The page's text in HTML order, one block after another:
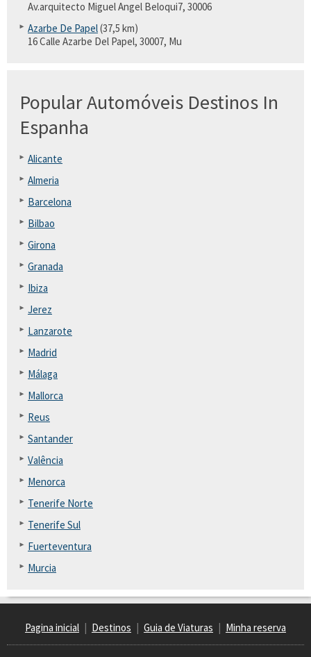
Av.arquitecto Miguel Angel Beloqui7, 30006
Azarbe De Papel(37,5 km)
16 Calle Azarbe Del Papel, 30007, Mu
Popular Automóveis Destinos In
Espanha
Alicante
Almeria
Barcelona
Bilbao
Girona
Granada
Ibiza
Jerez
Lanzarote
Madrid
Málaga
Mallorca
Reus
Santander
Valência
Menorca
Tenerife Norte
Tenerife Sul
Fuerteventura
Murcia
Pagina inicial | Destinos | Guia de Viaturas | Minha reserva